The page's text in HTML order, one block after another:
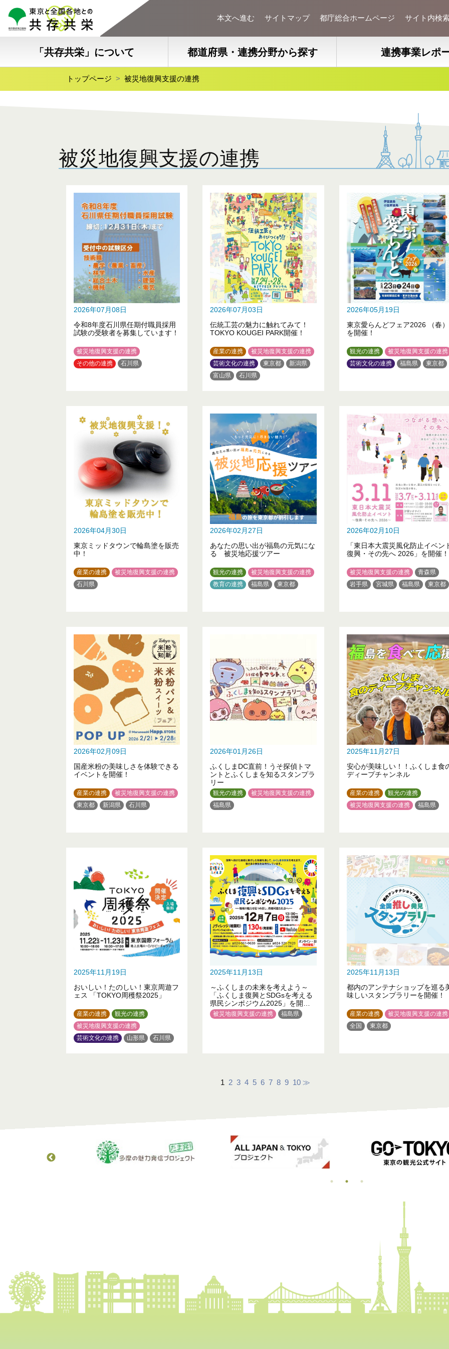
本文へ進む サイトマップ 都庁総合ホームページ サイト内検
「共存共栄」について 都道府県・連携分野から探す 連携事業レポ
トップページ 被災地復興支援の連携
被災地復興支援の連携
2026年07月08日
令和8年度石川県任期付職員採用
試験の受験者を募集しています！
被災地復興支援の連携
その他の連携
石川県
2026年07月03日
伝統工芸の魅力に触れてみて！
TOKYO KOUGEI PARK開催！
産業の連携
被災地復興支援の連携
芸術文化の連携
東京都
新潟県
富山県
石川県
2026年05月19日
東京愛らんどフェア2026 （春）
を開催！
観光の連携
被災地復興支援の連携
芸術文化の連携
福島県 東京都
2026年04月30日
東京ミッドタウンで輪島塗を販売
中！
産業の連携
被災地復興支援の連携
石川県
2026年02月27日
あなたの思い出が福島の元気にな
る 被災地応援ツアー
観光の連携
被災地復興支援の連携
教育の連携
福島県 東京都
2026年02月10日
「東日本大震災風化防止イベン
復興・その先へ 2026」を開催！
被災地復興支援の連携
青森県
岩手県
宮城県 福島県 東京都
2026年02月09日
国産米粉の美味しさを体験できる
イベントを開催！
産業の連携
被災地復興支援の連携
東京都
新潟県 石川県
2026年01月26日
ふくしまDC直前！うそ探偵トマ
ントとふくしまを知るスタンプラ
リー
観光の連携
被災地復興支援の連携
福島県
2025年11月27日
安心が美味しい！！ふくしま食
ディープチャンネル
産業の連携
観光の連携
被災地復興支援の連携
福島県
2025年11月19日
おいしい！たのしい！東京周遊フ
ェス 「TOKYO周穫祭2025」
産業の連携
観光の連携
被災地復興支援の連携
芸術文化の連携
山形県 石川県
2025年11月13日
～ふくしまの未来を考えよう～
「ふくしま復興とSDGsを考える
県民シンポジウム2025」を開催
します！
被災地復興支援の連携 福島県
2025年11月13日
都内のアンテナショップを巡る
味しいスタンプラリーを開催！
産業の連携
被災地復興支援の連携
全国
東京都
1 2 3 4 5 6 7 8 9 10 ≫